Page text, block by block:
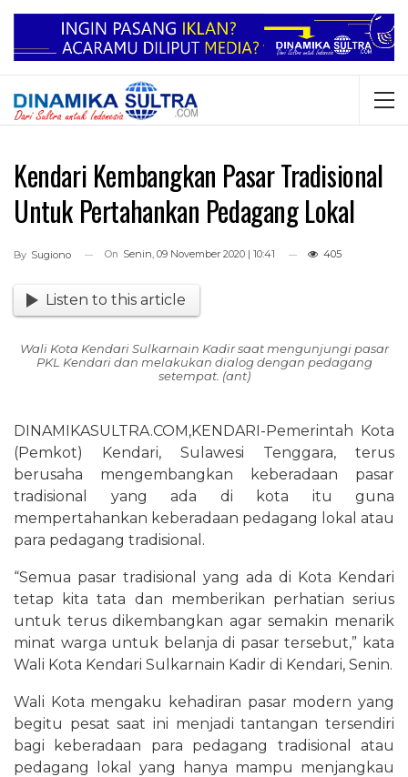
Kendari Kembangkan Pasar Tradisional
Untuk Pertahankan Pedagang Lokal
By Sugiono On Senin, 09 November 2020 | 10:41 405
Listen to this article
Wali Kota Kendari Sulkarnain Kadir saat mengunjungi pasar
PKL Kendari dan melakukan dialog dengan pedagang
setempat. (ant)
DINAMIKASULTRA.COM,KENDARI-Pemerintah Kota
(Pemkot) Kendari, Sulawesi Tenggara, terus
berusaha mengembangkan keberadaan pasar
tradisional yang ada di kota itu guna
mempertahankan keberadaan pedagang lokal atau
para pedagang tradisional.
“Semua pasar tradisional yang ada di Kota Kendari
tetap kita tata dan memberikan perhatian serius
untuk terus dikembangkan agar semakin menarik
minat warga untuk belanja di pasar tersebut,” kata
Wali Kota Kendari Sulkarnain Kadir di Kendari, Senin.
Wali Kota mengaku kehadiran pasar modern yang
begitu pesat saat ini menjadi tantangan tersendiri
bagi keberadaan para pedagang tradisional atau
pedagang lokal yang hanya mampu menjangkau